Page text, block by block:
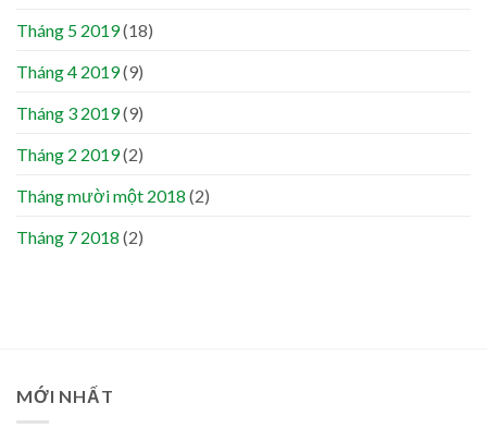
Tháng 5 2019(18)
Tháng 4 2019(9)
Tháng 3 2019(9)
Tháng 2 2019(2)
Tháng mười một 2018 (2)
Tháng 7 2018 (2)
MỚI NHẤT